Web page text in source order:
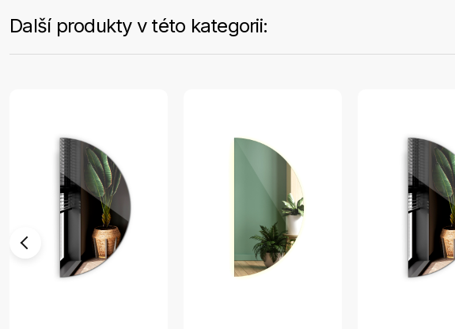
Další produkty v této kategorii: